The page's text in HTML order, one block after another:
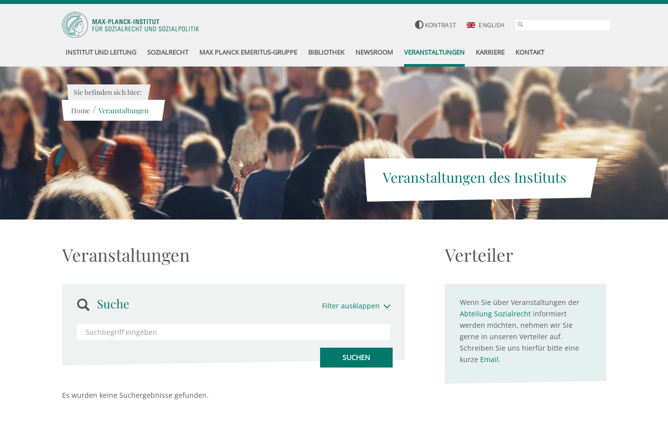
KONTRAST ENGLISH
INSTITUT UND LEITUNG SOZIALRECHT MAX PLANCK EMERITUS-GRUPPE BIBLIOTHEK NEWSROOM VERANSTALTUNGEN KARRIERE KONTAKT
Veranstaltungen des Instituts
Sie befinden sich hier:
Home / Veranstaltungen
Veranstaltungen
Suche Filter ausklappen
Es wurden keine Suchergebnisse gefunden.
Verteiler
Wenn Sie über Veranstaltungen der
Abteilung Sozialrechtinformiert
werden möchten, nehmen wir Sie
gerne in unseren Verteiler auf.
Schreiben Sie uns hierfür bitte eine
kurze Email.